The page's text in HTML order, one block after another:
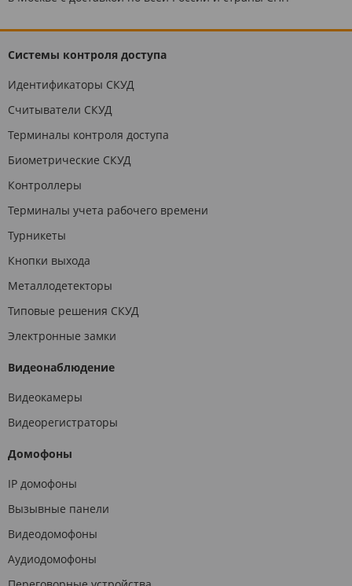
Системы контроля доступа
Идентификаторы СКУД
Считыватели СКУД
Терминалы контроля доступа
Биометрические СКУД
Контроллеры
Терминалы учета рабочего времени
Турникеты
Кнопки выхода
Металлодетекторы
Типовые решения СКУД
Электронные замки
Видеонаблюдение
Видеокамеры
Видеорегистраторы
Домофоны
IP домофоны
Вызывные панели
Видеодомофоны
Аудиодомофоны